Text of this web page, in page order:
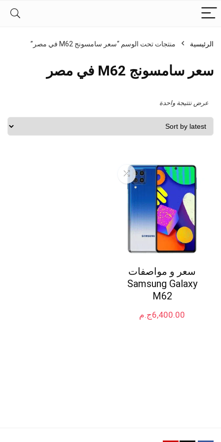
الرئيسية منتجات تحت الوسم “سعر سامسونج M62 في مصر”
سعر سامسونج M62 في مصر
عرض نتتيجة واحدة
سعر و مواصفات
Samsung Galaxy
M62
ج.م6,400.00